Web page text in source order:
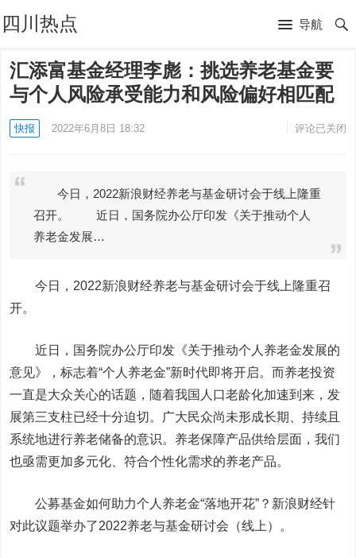
四川热点 导航
汇添富基金经理李彪：挑选养老基金要
与个人风险承受能力和风险偏好相匹配
快报 2022年6月8日 18:32 评论已关闭
今日，2022新浪财经养老与基金研讨会于线上隆重
召开。 近日，国务院办公厅印发《关于推动个人
养老金发展…
今日，2022新浪财经养老与基金研讨会于线上隆重召
开。
近日，国务院办公厅印发《关于推动个人养老金发展的
意见》，标志着“个人养老金”新时代即将开启。而养老投资
一直是大众关心的话题，随着我国人口老龄化加速到来，发
展第三支柱已经十分迫切。广大民众尚未形成长期、持续且
系统地进行养老储备的意识。养老保障产品供给层面，我们
也亟需更加多元化、符合个性化需求的养老产品。
公募基金如何助力个人养老金“落地开花”？新浪财经针
对此议题举办了2022养老与基金研讨会（线上）。